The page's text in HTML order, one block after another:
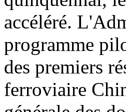
accéléré.
programme
des premiers
ferroviaire